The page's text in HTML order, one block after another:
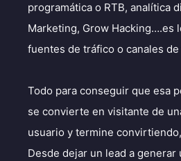
programática o RTB, analítica
Marketing, Grow Hacking….es
fuentes de tráfico o canales
Todo para conseguir que esa
se convierte en visitante de
usuario y termine
Desde dejar un lead a generar